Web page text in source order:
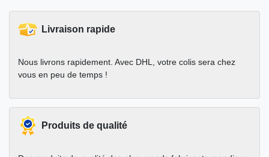
Livraison rapide
Nous livrons rapidement. Avec DHL, votre colis sera chez
vous en peu de temps !
Produits de qualité